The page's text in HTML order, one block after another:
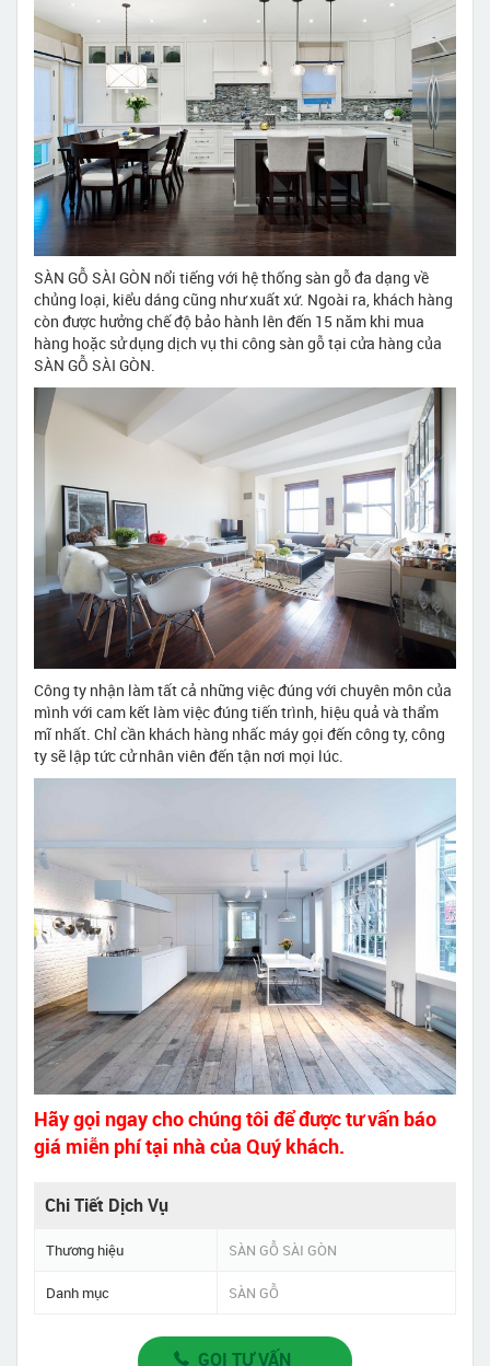
SÀN GỖ SÀI GÒN nổi tiếng với hệ thống sàn gỗ đa dạng về
chủng loại, kiểu dáng cũng như xuất xứ. Ngoài ra, khách hàng
còn được hưởng chế độ bảo hành lên đến 15 năm khi mua
hàng hoặc sử dụng dịch vụ thi công sàn gỗ tại cửa hàng của
SÀN GỖ SÀI GÒN.
Công ty nhận làm tất cả những việc đúng với chuyên môn của
mình với cam kết làm việc đúng tiến trình, hiệu quả và thẩm
mĩ nhất. Chỉ cần khách hàng nhấc máy gọi đến công ty, công
ty sẽ lập tức cử nhân viên đến tận nơi mọi lúc.
Hãy gọi ngay cho chúng tôi để được tư vấn báo
giá miễn phí tại nhà của Quý khách.
Chi Tiết Dịch Vụ
Thương hiệu SÀN GỖ SÀI GÒN
Danh mục SÀN GỖ
GỌI TƯ VẤN